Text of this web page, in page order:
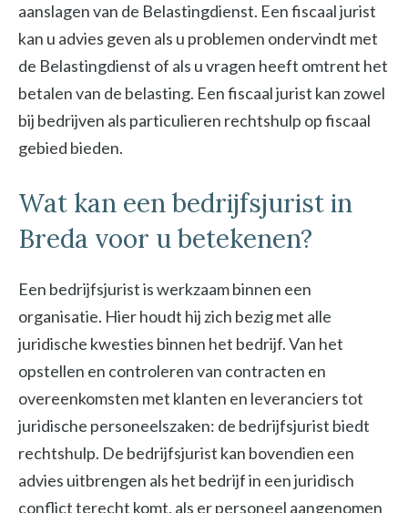
aanslagen van de Belastingdienst. Een fiscaal jurist
kan u advies geven als u problemen ondervindt met
de Belastingdienst of als u vragen heeft omtrent het
betalen van de belasting. Een fiscaal jurist kan zowel
bij bedrijven als particulieren rechtshulp op fiscaal
gebied bieden.
Wat kan een bedrijfsjurist in
Breda voor u betekenen?
Een bedrijfsjurist is werkzaam binnen een
organisatie. Hier houdt hij zich bezig met alle
juridische kwesties binnen het bedrijf. Van het
opstellen en controleren van contracten en
overeenkomsten met klanten en leveranciers tot
juridische personeelszaken: de bedrijfsjurist biedt
rechtshulp. De bedrijfsjurist kan bovendien een
advies uitbrengen als het bedrijf in een juridisch
conflict terecht komt, als er personeel aangenomen